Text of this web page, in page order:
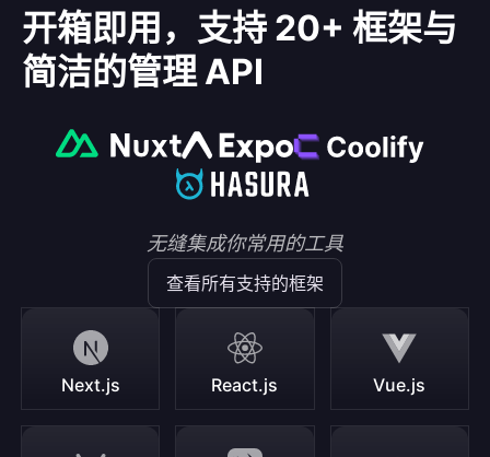
开箱即用，支持 20+ 框架与
简洁的管理 API
无缝集成你常用的工具
查看所有支持的框架
Next.js React.js Vue.js